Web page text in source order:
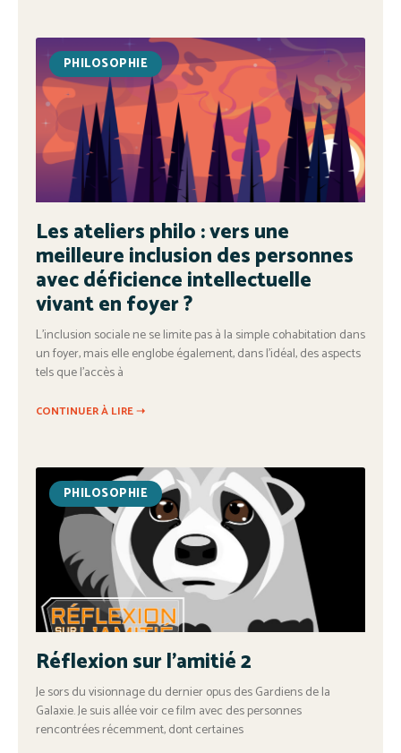
PHILOSOPHIE
Les ateliers philo : vers une
meilleure inclusion des personnes
avec déficience intellectuelle
vivant en foyer ?
L’inclusion sociale ne se limite pas à la simple cohabitation dans
un foyer, mais elle englobe également, dans l’idéal, des aspects
tels que l’accès à
CONTINUER À LIRE ➝
PHILOSOPHIE
Réflexion sur l’amitié 2
Je sors du visionnage du dernier opus des Gardiens de la
Galaxie. Je suis allée voir ce film avec des personnes
rencontrées récemment, dont certaines